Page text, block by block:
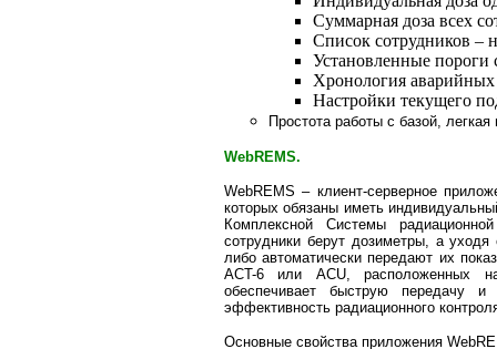
Суммарная доза всех
Список сотрудников –
Установленные пороги
Хронология
Настройки текущего
Простота работы с базой,
WebREMS.
WebREMS – клиент-серверное
которых обязаны иметь
Комплексной Системы
сотрудники берут дозиметры, а
либо автоматически передают их
ACT-6 или ACU, расположенных
обеспечивает быструю передачу
эффективность радиационного
Основные свойства приложения